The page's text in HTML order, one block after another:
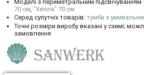
Моделі з периметральним підсвічуванням
70 см "Хелла" 70 см
Серед супутніх товарів: тумби з
Точні розміри виробу вказані у схемі;
замовлення